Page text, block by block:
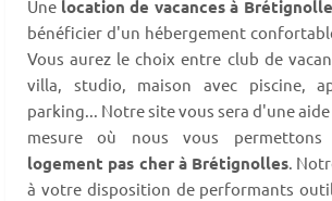
Une location de vacances à
bénéficier d'un hébergement
Vous aurez le choix entre club de
villa, studio, maison avec piscine,
parking... Notre site vous sera d'une
mesure où nous vous
logement pas cher à Brétignolles.
à votre disposition de performants